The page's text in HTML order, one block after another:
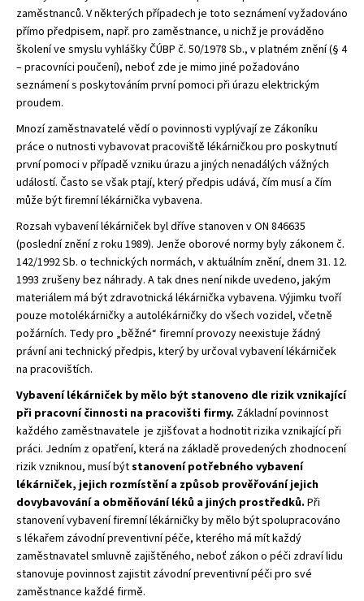
zaměstnanců. V některých případech je toto seznámení vyžadováno
přímo předpisem, např. pro zaměstnance, u nichž je prováděno
školení ve smyslu vyhlášky ČÚBP č. 50/1978 Sb., v platném znění (§ 4
– pracovníci poučení), neboť zde je mimo jiné požadováno
seznámení s poskytováním první pomoci při úrazu elektrickým
proudem.
Mnozí zaměstnavatelé vědí o povinnosti vyplývají ze Zákoníku
práce o nutnosti vybavovat pracoviště lékárničkou pro poskytnutí
první pomoci v případě vzniku úrazu a jiných nenadálých vážných
událostí. Často se však ptají, který předpis udává, čím musí a čím
může být firemní lékárnička vybavena.
Rozsah vybavení lékárniček byl dříve stanoven v ON 846635
(poslední znění z roku 1989). Jenže oborové normy byly zákonem č.
142/1992 Sb. o technických normách, v aktuálním znění, dnem 31. 12.
1993 zrušeny bez náhrady. A tak dnes není nikde uvedeno, jakým
materiálem má být zdravotnická lékárnička vybavena. Výjimku tvoří
pouze motolékárničky a autolékárničky do všech vozidel, včetně
požárních. Tedy pro „běžné“ firemní provozy neexistuje žádný
právní ani technický předpis, který by určoval vybavení lékárniček
na pracovištích.
Vybavení lékárniček by mělo být stanoveno dle rizik vznikající
při pracovní činnosti na pracovišti firmy. Základní povinnost
každého zaměstnavatele je zjišťovat a hodnotit rizika vznikající při
práci. Jedním z opatření, která na základě provedených zhodnocení
rizik vzniknou, musí býtstanovení potřebného vybavení
lékárniček, jejich rozmístění a způsob prověřování jejich
dovybavování a obměňování léků a jiných prostředků. Při
stanovení vybavení firemní lékárničky by mělo být spolupracováno
s lékařem závodní preventivní péče, kterého má mít každý
zaměstnavatel smluvně zajištěného, neboť zákon o péči zdraví lidu
stanovuje povinnost zajistit závodní preventivní péči pro své
zaměstnance každé firmě.